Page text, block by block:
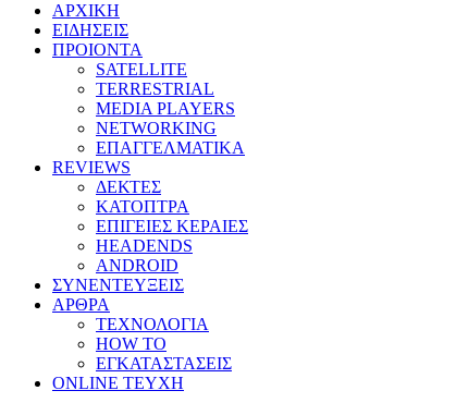
ΑΡΧΙΚΗ
ΕΙΔΗΣΕΙΣ
ΠΡΟΙΟΝΤΑ
SATELLITE
TERRESTRIAL
MEDIA PLAYERS
NETWORKING
ΕΠΑΓΓΕΛΜΑΤΙΚΑ
REVIEWS
ΔΕΚΤΕΣ
ΚΑΤΟΠΤΡΑ
ΕΠΙΓΕΙΕΣ ΚΕΡΑΙΕΣ
HEADENDS
ANDROID
ΣΥΝΕΝΤΕΥΞΕΙΣ
ΑΡΘΡΑ
ΤΕΧΝΟΛΟΓΙΑ
HOW TO
ΕΓΚΑΤΑΣΤΑΣΕΙΣ
ONLINE TEYXH